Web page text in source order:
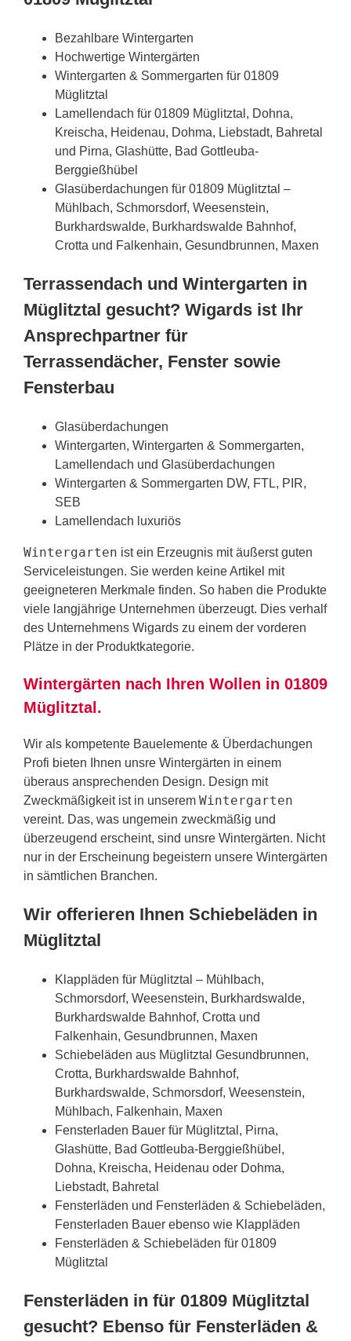
Bezahlbare Wintergarten
Hochwertige Wintergärten
Wintergarten & Sommergarten für 01809
Müglitztal
Lamellendach für 01809 Müglitztal, Dohna,
Kreischa, Heidenau, Dohma, Liebstadt, Bahretal
und Pirna, Glashütte, Bad Gottleuba-
Berggießhübel
Glasüberdachungen für 01809 Müglitztal –
Mühlbach, Schmorsdorf, Weesenstein,
Burkhardswalde, Burkhardswalde Bahnhof,
Crotta und Falkenhain, Gesundbrunnen, Maxen
Terrassendach und Wintergarten in
Müglitztal gesucht? Wigards ist Ihr
Ansprechpartner für
Terrassendächer, Fenster sowie
Fensterbau
Glasüberdachungen
Wintergarten, Wintergarten & Sommergarten,
Lamellendach und Glasüberdachungen
Wintergarten & Sommergarten DW, FTL, PIR,
SEB
Lamellendach luxuriös
Wintergarten ist ein Erzeugnis mit äußerst guten
Serviceleistungen. Sie werden keine Artikel mit
geeigneteren Merkmale finden. So haben die Produkte
viele langjährige Unternehmen überzeugt. Dies verhalf
des Unternehmens Wigards zu einem der vorderen
Plätze in der Produktkategorie.
Wintergärten nach Ihren Wollen in 01809
Müglitztal.
Wir als kompetente Bauelemente & Überdachungen
Profi bieten Ihnen unsre Wintergärten in einem
überaus ansprechenden Design. Design mit
Zweckmäßigkeit ist in unserem Wintergarten
vereint. Das, was ungemein zweckmäßig und
überzeugend erscheint, sind unsre Wintergärten. Nicht
nur in der Erscheinung begeistern unsere Wintergärten
in sämtlichen Branchen.
Wir offerieren Ihnen Schiebeläden in
Müglitztal
Klappläden für Müglitztal – Mühlbach,
Schmorsdorf, Weesenstein, Burkhardswalde,
Burkhardswalde Bahnhof, Crotta und
Falkenhain, Gesundbrunnen, Maxen
Schiebeläden aus Müglitztal Gesundbrunnen,
Crotta, Burkhardswalde Bahnhof,
Burkhardswalde, Schmorsdorf, Weesenstein,
Mühlbach, Falkenhain, Maxen
Fensterladen Bauer für Müglitztal, Pirna,
Glashütte, Bad Gottleuba-Berggießhübel,
Dohna, Kreischa, Heidenau oder Dohma,
Liebstadt, Bahretal
Fensterläden und Fensterläden & Schiebeläden,
Fensterladen Bauer ebenso wie Klappläden
Fensterläden & Schiebeläden für 01809
Müglitztal
Fensterläden in für 01809 Müglitztal
gesucht? Ebenso für Fensterläden &